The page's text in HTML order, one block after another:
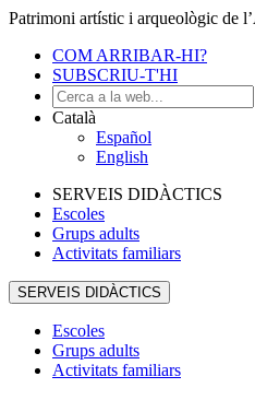
Patrimoni artístic i arqueològic de
COM ARRIBAR-HI?
SUBSCRIU-T'HI
Català
Español
English
SERVEIS DIDÀCTICS
Escoles
Grups adults
Activitats familiars
SERVEIS DIDÀCTICS
Escoles
Grups adults
Activitats familiars